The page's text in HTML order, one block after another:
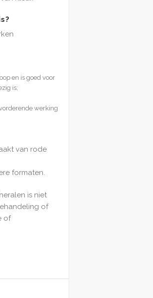
en is goed voor
is;
werking
van rode
formaten.
is niet
of
of